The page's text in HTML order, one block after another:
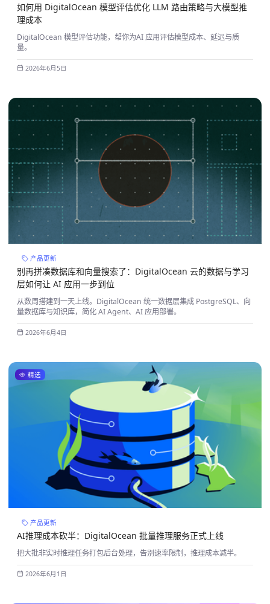
如何用 DigitalOcean 模型评估优化 LLM 路由策略与大模型推
理成本
DigitalOcean 模型评估功能，帮你为AI 应用评估模型成本、延迟与质
量。
2026年6月5日
产品更新
别再拼凑数据库和向量搜索了：DigitalOcean 云的数据与学习
层如何让 AI 应用一步到位
从数周搭建到一天上线。DigitalOcean 统一数据层集成 PostgreSQL、向
量数据库与知识库，简化 AI Agent、AI 应用部署。
2026年6月4日
精选
产品更新
AI推理成本砍半：DigitalOcean 批量推理服务正式上线
把大批非实时推理任务打包后台处理，告别速率限制，推理成本减半。
2026年6月1日